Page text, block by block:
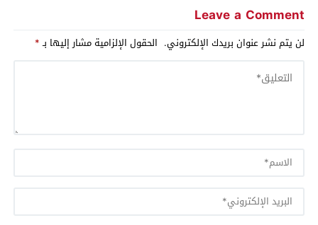
Leave a Comment
لن يتم نشر عنوان بريدك الإلكتروني. الحقول الإلزامية مشار إليها بـ*